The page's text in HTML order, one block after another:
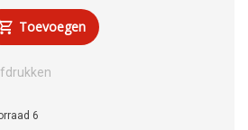
Toevoegen
6